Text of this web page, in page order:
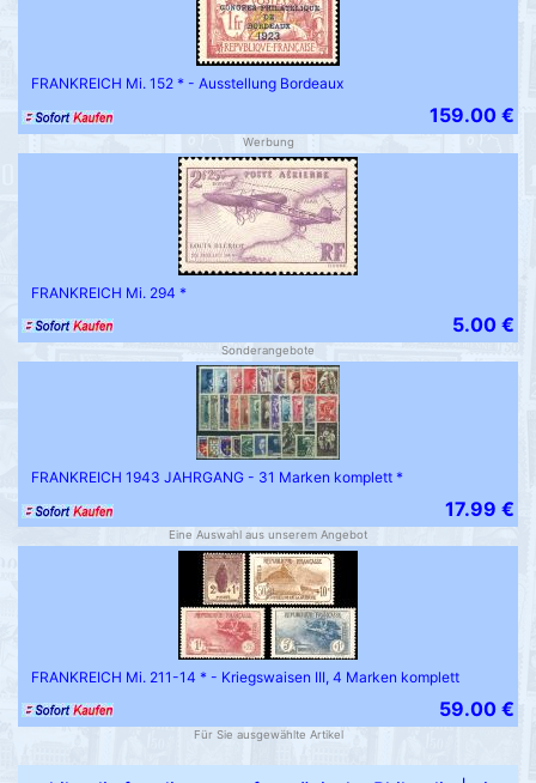
FRANKREICH Mi. 152 * - Ausstellung Bordeaux
159.00 €
Werbung
FRANKREICH Mi. 294 *
5.00 €
Sonderangebote
FRANKREICH 1943 JAHRGANG - 31 Marken komplett *
17.99 €
Eine Auswahl aus unserem Angebot
FRANKREICH Mi. 211-14 * - Kriegswaisen III, 4 Marken komplett
59.00 €
Für Sie ausgewählte Artikel